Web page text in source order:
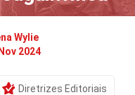
Wylie
2024
Diretrizes Editoriais